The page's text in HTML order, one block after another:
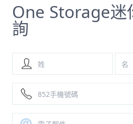
One Storage迷
詢